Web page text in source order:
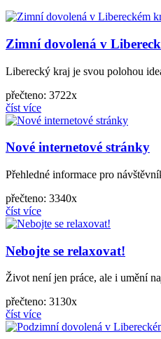
Zimní dovolená v
Liberecký kraj je svou polohou
přečteno: 3722x
číst více
Nové internetové stránky
Přehledné informace pro
přečteno: 3340x
číst více
Nebojte se relaxovat!
Život není jen práce, ale i umění
přečteno: 3130x
číst více